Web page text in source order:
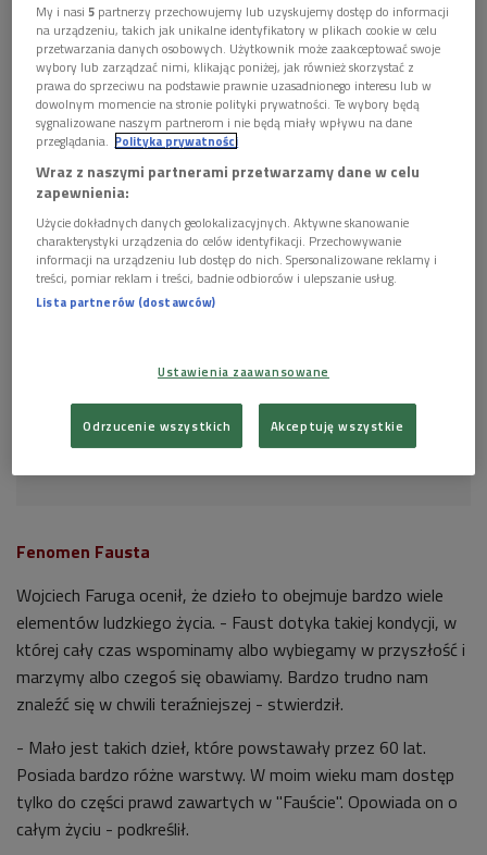
Teatr Wielki - Opera Narodowa w Warszawie Foto: footageclips/Shutterstock
"Faust" to oparta na dawnej legendzie historia uczonego,
który tak marzył choćby o chwili szczęścia, że zawarł pakt z
diabłem. To także
– Goethe pisał dzieło od młodości po schyłek swoich dni. To
wreszcie lustro podstawione całej europejskiej kulturze i jedno
z jej największych arcydzieł. Kolejne pokolenia przeglądają się
w tym lustrze od dwustu lat.
Wojciech Faruga o Fauście (Wybieram Dwójkę)
Fenomen Fausta
Wojciech Faruga ocenił, że dzieło to obejmuje bardzo wiele
elementów ludzkiego życia. - Faust dotyka takiej kondycji, w
której cały czas wspominamy albo wybiegamy w przyszłość i
marzymy albo czegoś się obawiamy. Bardzo trudno nam
znaleźć się w chwili teraźniejszej - stwierdził.
- Mało jest takich dzieł, które powstawały przez 60 lat.
Posiada bardzo różne warstwy. W moim wieku mam dostęp
tylko do części prawd zawartych w "Fauście". Opowiada on o
całym życiu - podkreślił.
My i nasi5 partnerzy przechowujemy lub uzyskujemy dostęp do informacji
na urządzeniu, takich jak unikalne identyfikatory w plikach cookie w celu
przetwarzania danych osobowych. Użytkownik może zaakceptować swoje
wybory lub zarządzać nimi, klikając poniżej, jak również skorzystać z
prawa do sprzeciwu na podstawie prawnie uzasadnionego interesu lub w
dowolnym momencie na stronie polityki prywatności. Te wybory będą
sygnalizowane naszym partnerom i nie będą miały wpływu na dane
przeglądania. Polityka prywatności
Wraz z naszymi partnerami przetwarzamy dane w celu
zapewnienia:
Użycie dokładnych danych geolokalizacyjnych. Aktywne skanowanie
charakterystyki urządzenia do celów identyfikacji. Przechowywanie
informacji na urządzeniu lub dostęp do nich. Spersonalizowane reklamy i
treści, pomiar reklam i treści, badnie odbiorców i ulepszanie usług.
Lista partnerów (dostawców)
Ustawienia zaawansowane
Odrzucenie wszystkich Akceptuję wszystkie